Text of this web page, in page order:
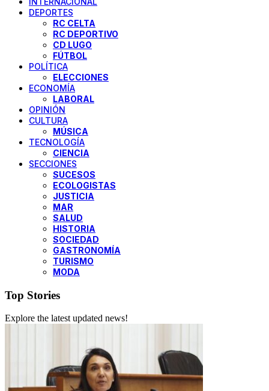
DEPORTES
RC CELTA
RC DEPORTIVO
CD LUGO
FÚTBOL
POLÍTICA
ELECCIONES
ECONOMÍA
LABORAL
OPINIÓN
CULTURA
MÚSICA
TECNOLOGÍA
CIENCIA
SECCIONES
SUCESOS
ECOLOGISTAS
JUSTICIA
MAR
SALUD
HISTORIA
SOCIEDAD
GASTRONOMÍA
TURISMO
MODA
Top Stories
Explore the latest updated news!